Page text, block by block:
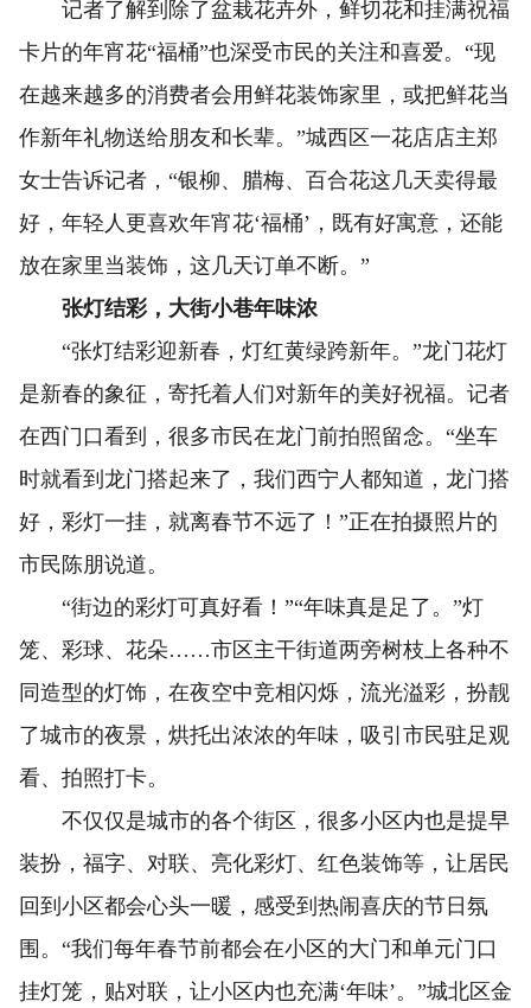
记者了解到除了盆栽花卉外，鲜切花和挂满祝福
卡片的年宵花“福桶”也深受市民的关注和喜爱。“现
在越来越多的消费者会用鲜花装饰家里，或把鲜花当
作新年礼物送给朋友和长辈。”城西区一花店店主郑
女士告诉记者，“银柳、腊梅、百合花这几天卖得最
好，年轻人更喜欢年宵花‘福桶’，既有好寓意，还能
放在家里当装饰，这几天订单不断。”
张灯结彩，大街小巷年味浓
“张灯结彩迎新春，灯红黄绿跨新年。”龙门花灯
是新春的象征，寄托着人们对新年的美好祝福。记者
在西门口看到，很多市民在龙门前拍照留念。“坐车
时就看到龙门搭起来了，我们西宁人都知道，龙门搭
好，彩灯一挂，就离春节不远了！”正在拍摄照片的
市民陈朋说道。
“街边的彩灯可真好看！”“年味真是足了。”灯
笼、彩球、花朵……市区主干街道两旁树枝上各种不
同造型的灯饰，在夜空中竞相闪烁，流光溢彩，扮靓
了城市的夜景，烘托出浓浓的年味，吸引市民驻足观
看、拍照打卡。
不仅仅是城市的各个街区，很多小区内也是提早
装扮，福字、对联、亮化彩灯、红色装饰等，让居民
回到小区都会心头一暖，感受到热闹喜庆的节日氛
围。“我们每年春节前都会在小区的大门和单元门口
挂灯笼，贴对联，让小区内也充满‘年味’。”城北区金